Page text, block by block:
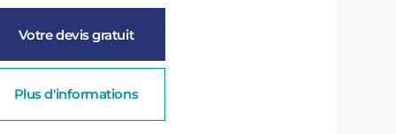
Votre devis gratuit
Plus d'informations